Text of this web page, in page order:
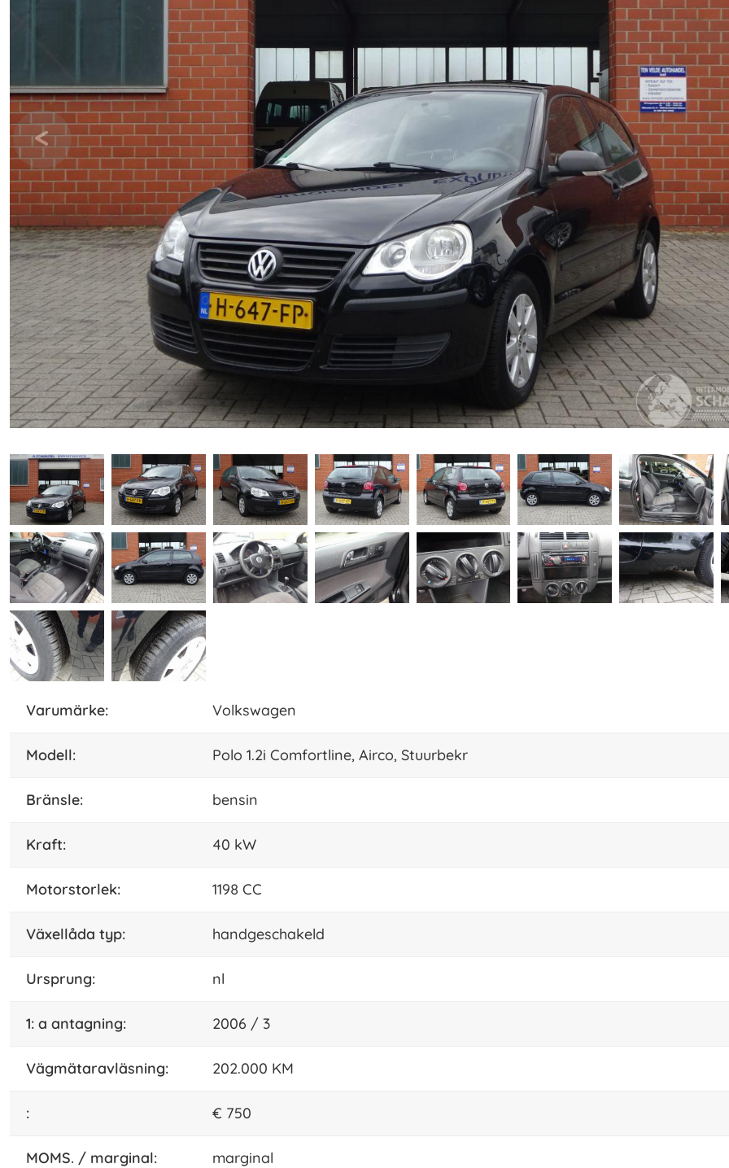
varumärke: Volkswagen
modell: Polo 1.2i Comfortline, Airco, Stuurbekr
bränsle: bensin
kraft: 40 kW
motorstorlek: 1198 CC
växellåda typ: handgeschakeld
ursprung: nl
1: a antagning: 2006 / 3
vägmätaravläsning: 202.000 KM
: € 750
MOMS. / marginal: marginal